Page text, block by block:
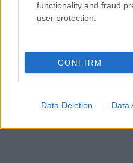
functionality and fraud
user protection.
CONFIRM
Data Deletion Data